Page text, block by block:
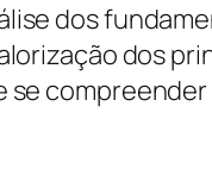
dos
dos
compreender